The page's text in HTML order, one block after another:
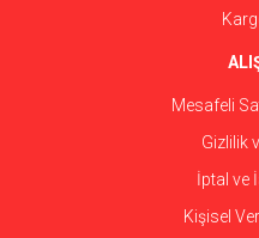
Mesafeli
Gizlilik
İptal ve
Kişisel